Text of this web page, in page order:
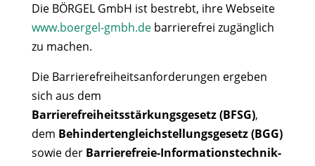
Die BÖRGEL GmbH ist bestrebt, ihre Webseite
www.boergel-gmbh.debarrierefrei zugänglich
zu machen.
Die Barrierefreiheitsanforderungen ergeben
sich aus dem
Barrierefreiheitsstärkungsgesetz (BFSG),
dem Behindertengleichstellungsgesetz (BGG)
sowie der Barrierefreie-Informationstechnik-